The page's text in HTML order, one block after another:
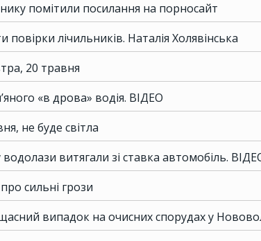
помітили посилання на порносайт
повірки лічильників. Наталія Холявінська
20 травня
«в дрова» водія. ВІДЕО
не буде світла
витягали зі ставка автомобіль.
сильні грози
випадок на очисних спорудах у